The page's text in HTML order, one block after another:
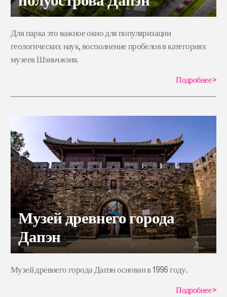
Для парка это важное окно для популяризации
геологических наук, восполнение пробелов в категориях
музеев Шэньчжэня.
Подробнее>
Музей древнего города
Дапэн
Музей древнего города Дапэн основан в 1996 году.
Подробнее>